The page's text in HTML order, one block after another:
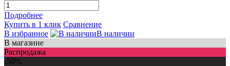
Подробнее
Купить в 1 клик Сравнение
В избранное
В наличии
В магазине
Распродажа
-50%